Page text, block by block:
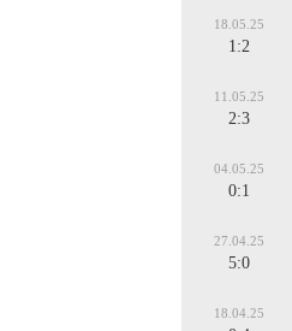
18.05.25
1:2
11.05.25
2:3
04.05.25
0:1
27.04.25
5:0
18.04.25